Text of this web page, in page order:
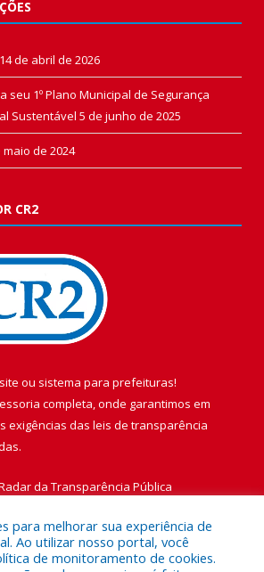
14 de abril de 2026
seu 1º Plano Municipal de Segurança
Sustentável 5 de junho de 2025
maio de 2024
CR2
ou sistema para prefeituras!
completa, onde garantimos em
exigências das leis de transparência
da Transparência Pública
para melhorar sua experiência de
Ao utilizar nosso portal, você
de monitoramento de cookies.